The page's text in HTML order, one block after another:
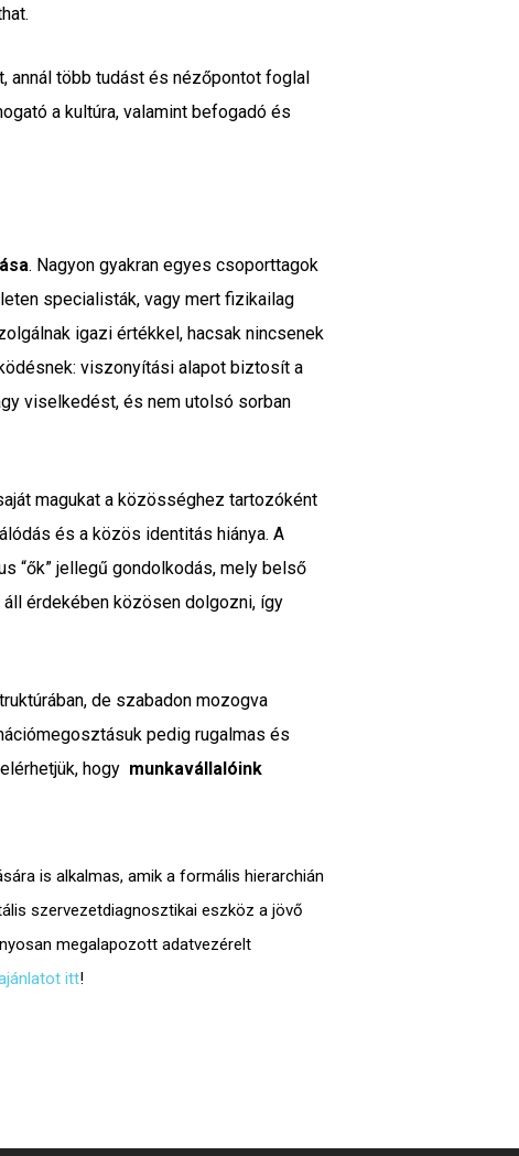
annál több tudást és nézőpontot foglal
a kultúra, valamint befogadó és
. Nagyon gyakran egyes csoporttagok
specialisták, vagy mert fizikailag
igazi értékkel, hacsak nincsenek
viszonyítási alapot biztosít a
viselkedést, és nem utolsó sorban
magukat a közösséghez tartozóként
és a közös identitás hiánya. A
“ők” jellegű gondolkodás, mely belső
érdekében közösen dolgozni, így
de szabadon mozogva
pedig rugalmas és
hogy munkavállalóink
is alkalmas, amik a formális hierarchián
szervezetdiagnosztikai eszköza jövő
megalapozottadatvezérelt
itt!